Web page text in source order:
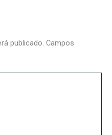
publicado. Campos